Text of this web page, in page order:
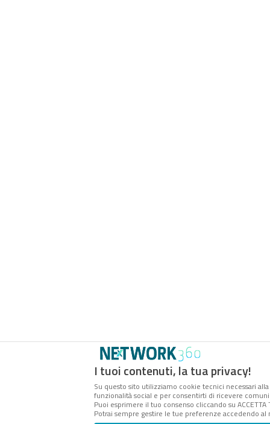
I tuoi contenuti, la tua privacy!
Su questo sito utilizziamo cookie tecnici necessari
funzionalità social e per consentirti di ricevere
Puoi esprimere il tuo consenso cliccando su
Potrai sempre gestire le tue preferenze accedendo